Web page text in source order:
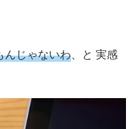
んじゃないわ、と 実感